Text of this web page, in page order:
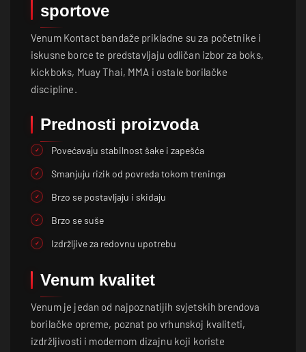
sportove
Venum Kontact bandaže prikladne su za početnike i
iskusne borce te predstavljaju odličan izbor za boks,
kickboks, Muay Thai, MMA i ostale borilačke
discipline.
Prednosti proizvoda
Povećavaju stabilnost šake i zapešća
Smanjuju rizik od povreda tokom treninga
Brzo se postavljaju i skidaju
Brzo se suše
Izdržljive za redovnu upotrebu
Venum kvalitet
Venum je jedan od najpoznatijih svjetskih brendova
borilačke opreme, poznat po vrhunskoj kvaliteti,
izdržljivosti i modernom dizajnu koji koriste